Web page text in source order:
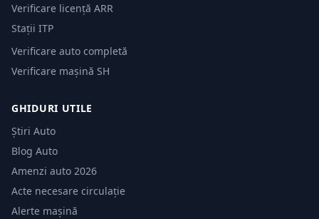
Verificare licență ARR
Stații ITP
Verificare auto completă
Verificare mașină SH
GHIDURI UTILE
Știri Auto
Blog Auto
Amenzi auto 2026
Acte necesare circulație
Alerte mașină